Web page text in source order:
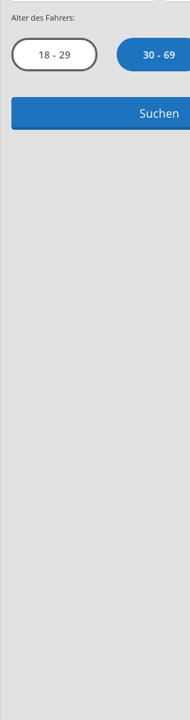
Alter des Fahrers:
18 - 29 30 - 69
Suchen